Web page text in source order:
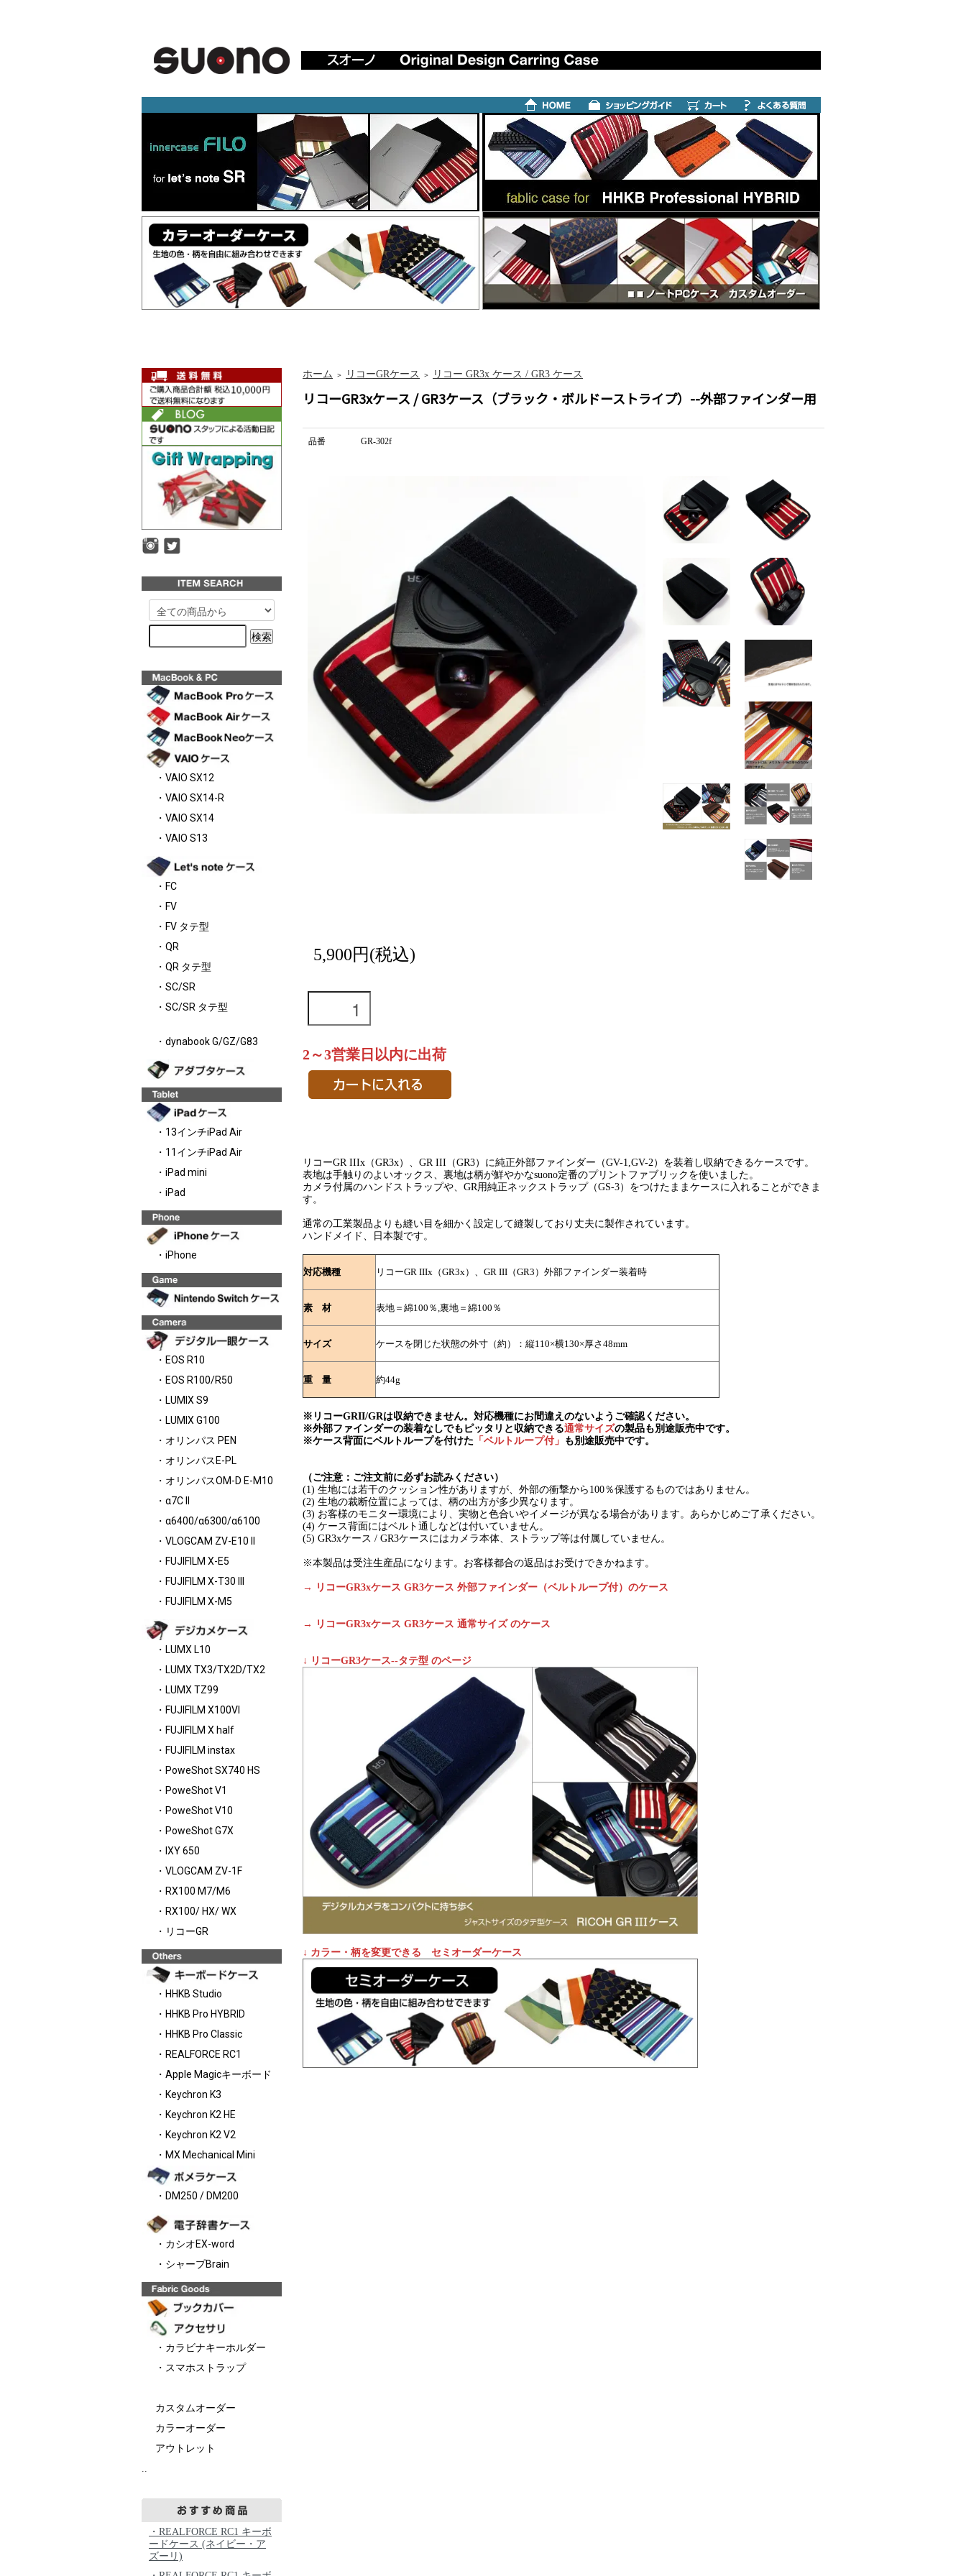
・VAIO SX12
・VAIO SX14-R
・VAIO SX14
・VAIO S13
・FC
・FV
・FV タテ型
・QR
・QR タテ型
・SC/SR
・SC/SR タテ型
・dynabook G/GZ/G83
・13インチiPad Air
・11インチiPad Air
・iPad mini
・iPad
・iPhone
・EOS R10
・EOS R100/R50
・LUMIX S9
・LUMIX G100
・オリンパス PEN
・オリンパスE-PL
・オリンパスOM-D E-M10
・α7C II
・α6400/α6300/α6100
・VLOGCAM ZV-E10 II
・FUJIFILM X-E5
・FUJIFILM X-T30 III
・FUJIFILM X-M5
・LUMX L10
・LUMX TX3/TX2D/TX2
・LUMX TZ99
・FUJIFILM X100VI
・FUJIFILM X half
・FUJIFILM instax
・PoweShot SX740 HS
・PoweShot V1
・PoweShot V10
・PoweShot G7X
・IXY 650
・VLOGCAM ZV-1F
・RX100 M7/M6
・RX100/ HX/ WX
・リコーGR
・HHKB Studio
・HHKB Pro HYBRID
・HHKB Pro Classic
・REALFORCE RC1
・Apple Magicキーボード
・Keychron K3
・Keychron K2 HE
・Keychron K2 V2
・MX Mechanical Mini
・DM250 / DM200
・カシオEX-word
・シャープBrain
・カラビナキーホルダー
・スマホストラップ
カスタムオーダー
カラーオーダー
アウトレット
..
・REALFORCE RC1 キーボ
ードケース (ネイビー・ア
ズーリ)
ホーム ＞ リコーGRケース ＞ リコー GR3x ケース / GR3 ケース
リコーGR3xケース / GR3ケース（ブラック・ボルドーストライプ）--外部ファインダー用
品番 GR-302f
5,900円(税込)
2～3営業日以内に出荷
リコーGR IIIx（GR3x）、GR III（GR3）に純正外部ファインダー（GV-1,GV-2）を装着し収納できるケースです。
表地は手触りのよいオックス、裏地は柄が鮮やかなsuono定番のプリントファブリックを使いました。
カメラ付属のハンドストラップや、GR用純正ネックストラップ（GS-3）をつけたままケースに入れることができま
す。
通常の工業製品よりも縫い目を細かく設定して縫製しており丈夫に製作されています。
ハンドメイド、日本製です。
対応機種 リコーGR IIIx（GR3x）、GR III（GR3）外部ファインダー装着時
素 材 表地＝綿100％,裏地＝綿100％
サイズ ケースを閉じた状態の外寸（約）：縦110×横130×厚さ48mm
重 量 約44g
※リコーGRII/GRは収納できません。対応機種にお間違えのないようご確認ください。
※外部ファインダーの装着なしでもピッタリと収納できる通常サイズの製品も別途販売中です。
※ケース背面にベルトループを付けた 「ベルトループ付」 も別途販売中です。
（ご注意：ご注文前に必ずお読みください）
(1) 生地には若干のクッション性がありますが、外部の衝撃から100％保護するものではありません。
(2) 生地の裁断位置によっては、柄の出方が多少異なります。
(3) お客様のモニター環境により、実物と色合いやイメージが異なる場合があります。あらかじめご了承ください。
(4) ケース背面にはベルト通しなどは付いていません。
(5) GR3xケース / GR3ケースにはカメラ本体、ストラップ等は付属していません。
※本製品は受注生産品になります。お客様都合の返品はお受けできかねます。
→ リコーGR3xケース GR3ケース 外部ファインダー（ベルトループ付）のケース
→ リコーGR3xケース GR3ケース 通常サイズ のケース
↓ リコーGR3ケース--タテ型 のページ
↓ カラー・柄を変更できる セミオーダーケース